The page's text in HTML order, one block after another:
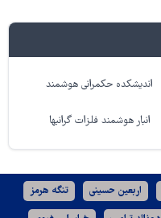
اندیشکده حکمرانی هوشمند
انبار هوشمند فلزات گرانبها
اربعین حسینی تنگه هرمز